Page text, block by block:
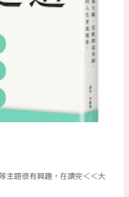
主題很有興趣，在讀完＜＜大